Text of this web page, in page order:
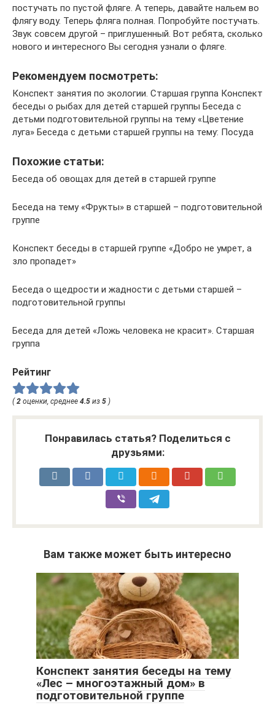
постучать по пустой фляге. А теперь, давайте нальем во
флягу воду. Теперь фляга полная. Попробуйте постучать.
Звук совсем другой – приглушенный. Вот ребята, сколько
нового и интересного Вы сегодня узнали о фляге.
Рекомендуем посмотреть:
Конспект занятия по экологии. Старшая группа Конспект
беседы о рыбах для детей старшей группы Беседа с
детьми подготовительной группы на тему «Цветение
луга» Беседа с детьми старшей группы на тему: Посуда
Похожие статьи:
Беседа об овощах для детей в старшей группе
Беседа на тему «Фрукты» в старшей – подготовительной
группе
Конспект беседы в старшей группе «Добро не умрет, а
зло пропадет»
Беседа о щедрости и жадности с детьми старшей –
подготовительной группы
Беседа для детей «Ложь человека не красит». Старшая
группа
Рейтинг
(2 оценки, среднее 4.5 из 5 )
Понравилась статья? Поделиться с
друзьями:
Вам также может быть интересно
Конспект занятия беседы на тему
«Лес – многоэтажный дом» в
подготовительной группе